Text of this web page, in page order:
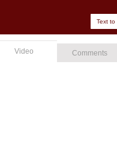
Video Comments